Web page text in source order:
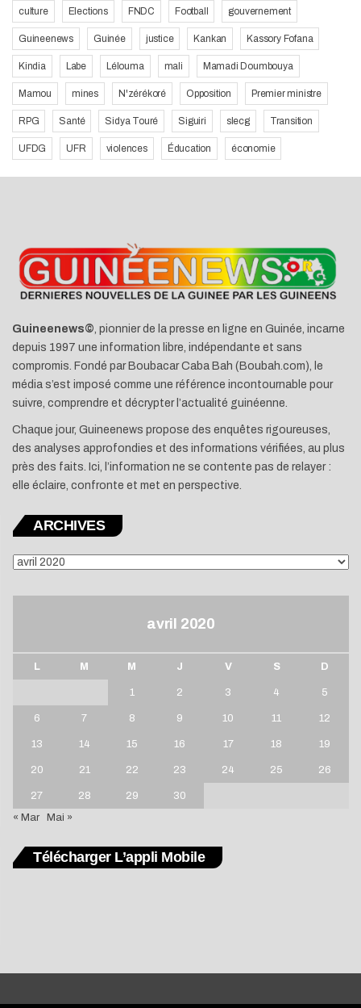
culture Elections FNDC Football gouvernement
Guineenews Guinée justice Kankan Kassory Fofana
Kindia Labe Lélouma mali Mamadi Doumbouya
Mamou mines N'zérékoré Opposition Premier ministre
RPG Santé Sidya Touré Siguiri slecg Transition
UFDG UFR violences Éducation économie
Guineenews©, pionnier de la presse en ligne en Guinée, incarne
depuis 1997 une information libre, indépendante et sans
compromis. Fondé par Boubacar Caba Bah (Boubah.com), le
média s’est imposé comme une référence incontournable pour
suivre, comprendre et décrypter l’actualité guinéenne.
Chaque jour, Guineenews propose des enquêtes rigoureuses,
des analyses approfondies et des informations vérifiées, au plus
près des faits. Ici, l’information ne se contente pas de relayer :
elle éclaire, confronte et met en perspective.
ARCHIVES
ARCHIVES
avril 2020
L M M J V S D
1 2 3 4 5
6 7 8 9 10 11 12
13 14 15 16 17 18 19
20 21 22 23 24 25 26
27 28 29
30
« Mar
Mai »
Télécharger L’appli Mobile